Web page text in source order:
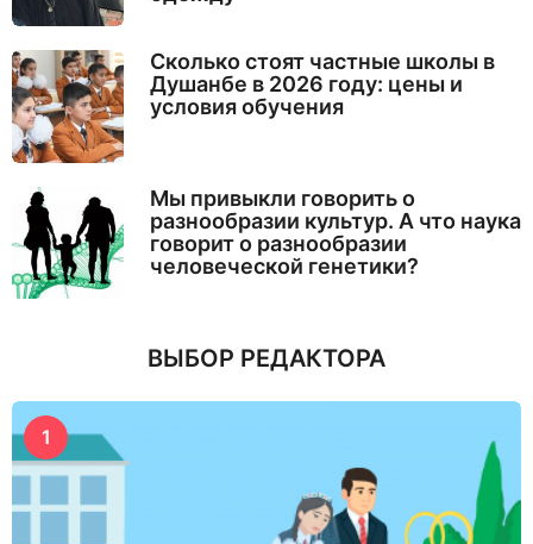
Сколько стоят частные школы в
Душанбе в 2026 году: цены и
условия обучения
Мы привыкли говорить о
разнообразии культур. А что наука
говорит о разнообразии
человеческой генетики?
ВЫБОР РЕДАКТОРА
1